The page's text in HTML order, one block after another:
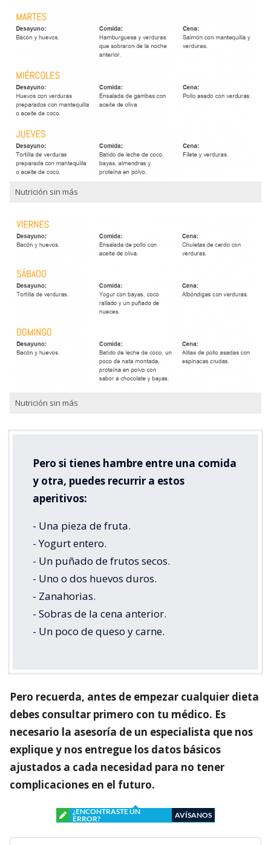
Nutrición sin más
Nutrición sin más
Pero si tienes hambre entre una comida
y otra, puedes recurrir a estos
aperitivos:
- Una pieza de fruta.
- Yogurt entero.
- Un puñado de frutos secos.
- Uno o dos huevos duros.
- Zanahorias.
- Sobras de la cena anterior.
- Un poco de queso y carne.
Pero recuerda, antes de empezar cualquier dieta
debes consultar primero con tu médico. Es
necesario la asesoría de un especialista que nos
explique y nos entregue los datos básicos
ajustados a cada necesidad para no tener
complicaciones en el futuro.
¿ENCONTRASTE UN
ERROR?
AVÍSANOS